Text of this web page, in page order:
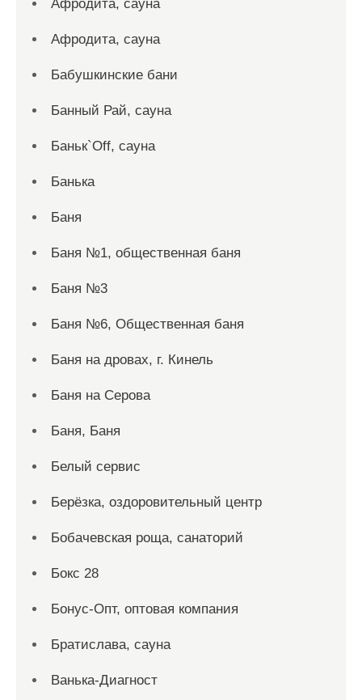
Афродита, сауна
Афродита, сауна
Бабушкинские бани
Банный Рай, сауна
Баньк`Off, сауна
Банька
Баня
Баня №1, общественная баня
Баня №3
Баня №6, Общественная баня
Баня на дровах, г. Кинель
Баня на Серова
Баня, Баня
Белый сервис
Берёзка, оздоровительный центр
Бобачевская роща, санаторий
Бокс 28
Бонус-Опт, оптовая компания
Братислава, сауна
Ванька-Диагност